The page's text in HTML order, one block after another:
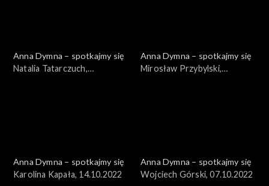
Anna Dymna – spotkajmy się
Natalia Tatarczuch,
Anna Dymna – spotkajmy się
Mirosław Przybylski,
Anna Dymna – spotkajmy się
Karolina Kapała, 14.10.2022
Anna Dymna – spotkajmy się
Wojciech Górski, 07.10.2022